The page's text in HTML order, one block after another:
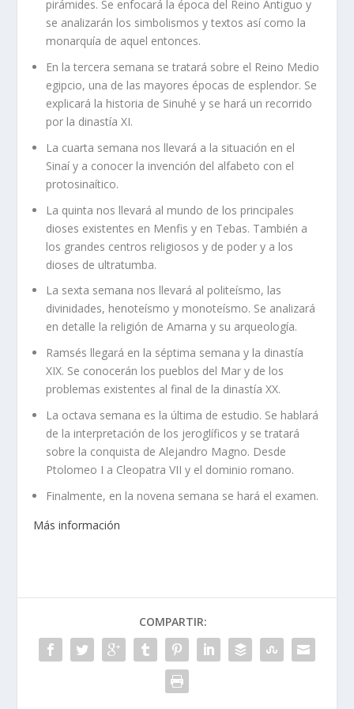
pirámides. Se enfocará la época del Reino Antiguo y
se analizarán los simbolismos y textos así como la
monarquía de aquel entonces.
En la tercera semana se tratará sobre el Reino Medio
egipcio, una de las mayores épocas de esplendor. Se
explicará la historia de Sinuhé y se hará un recorrido
por la dinastía XI.
La cuarta semana nos llevará a la situación en el
Sinaí y a conocer la invención del alfabeto con el
protosinaítico.
La quinta nos llevará al mundo de los principales
dioses existentes en Menfis y en Tebas. También a
los grandes centros religiosos y de poder y a los
dioses de ultratumba.
La sexta semana nos llevará al politeísmo, las
divinidades, henoteísmo y monoteísmo. Se analizará
en detalle la religión de Amarna y su arqueología.
Ramsés llegará en la séptima semana y la dinastía
XIX. Se conocerán los pueblos del Mar y de los
problemas existentes al final de la dinastía XX.
La octava semana es la última de estudio. Se hablará
de la interpretación de los jeroglíficos y se tratará
sobre la conquista de Alejandro Magno. Desde
Ptolomeo I a Cleopatra VII y el dominio romano.
Finalmente, en la novena semana se hará el examen.
Más información
COMPARTIR: